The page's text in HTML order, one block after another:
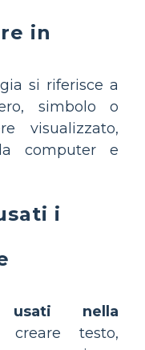
in
si riferisce a
simbolo o
visualizzato,
computer e
i
usati nella
testo,